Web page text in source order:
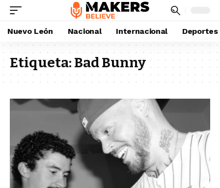
Nuevo León Nacional Internacional Deportes
Etiqueta: Bad Bunny